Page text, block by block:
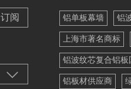
铝单板幕墙 铝
上海市著名商标
铝波纹芯复合铝
铝板材供应商